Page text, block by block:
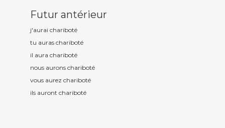
Futur antérieur
j'aurai chariboté
tu auras chariboté
il aura chariboté
nous aurons chariboté
vous aurez chariboté
ils auront chariboté